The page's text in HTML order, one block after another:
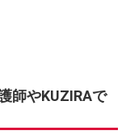
師やKUZIRAで